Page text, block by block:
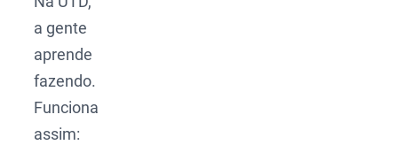
a gente
aprende
fazendo.
Funciona
assim: